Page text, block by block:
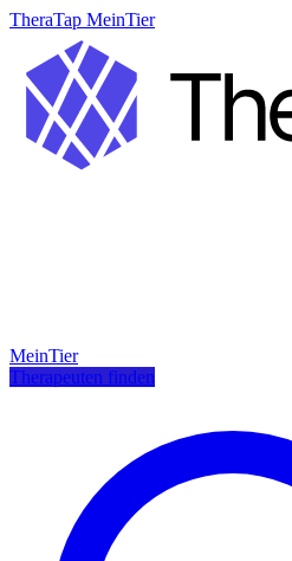
TheraTap MeinTier
MeinTier
Therapeuten finden